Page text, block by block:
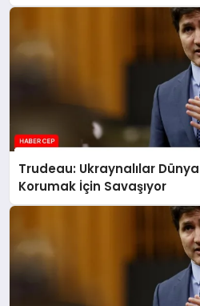
Trudeau: Ukraynalılar
Korumak İçin Savaşıyor